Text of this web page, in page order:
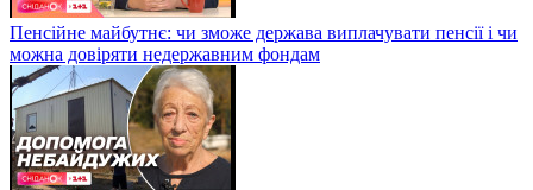
Пенсійне майбутнє: чи зможе держава виплачувати пенсії і чи
можна довіряти недержавним фондам